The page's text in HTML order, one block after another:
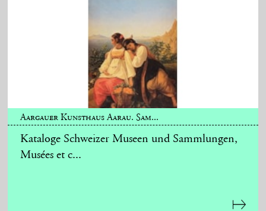
Aargauer Kunsthaus Aarau. Sam...
Kataloge Schweizer Museen und Sammlungen,
Musées et c...